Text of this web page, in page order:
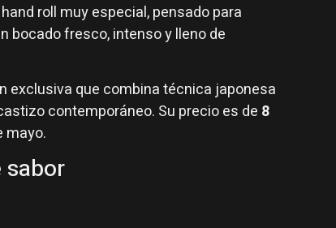
roll muy especial, pensado para
bocado fresco, intenso y lleno de
exclusiva que combina técnica japonesa
contemporáneo. Su precio es de 8
mayo.